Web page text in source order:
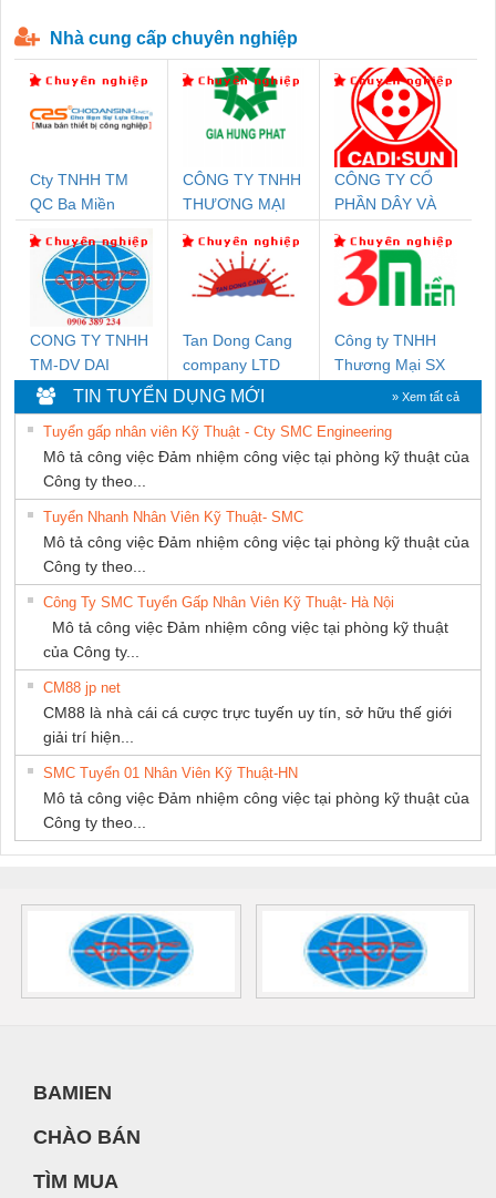
Nhà cung cấp chuyên nghiệp
Cty TNHH TM
QC Ba Miền
CÔNG TY TNHH
THƯƠNG MẠI
THUẬT ĐIỆN CƠ
GIA HƯNG
PHÁT
CÔNG TY CỔ
PHẦN DÂY VÀ
THƯỢNG ĐÌNH
CONG TY TNHH
TM-DV DAI
DONG THANH
Tan Dong Cang
company LTD
Công ty TNHH
Thương Mại SX
TIN TUYỂN DỤNG MỚI » Xem tất cả
Tuyển gấp nhân viên Kỹ Thuật - Cty SMC Engineering
Mô tả công việc Đảm nhiệm công việc tại phòng kỹ thuật của
Công ty theo...
Tuyển Nhanh Nhân Viên Kỹ Thuật- SMC
Mô tả công việc Đảm nhiệm công việc tại phòng kỹ thuật của
Công ty theo...
Công Ty SMC Tuyển Gấp Nhân Viên Kỹ Thuật- Hà Nội
Mô tả công việc Đảm nhiệm công việc tại phòng kỹ thuật
của Công ty...
CM88 jp net
CM88 là nhà cái cá cược trực tuyến uy tín, sở hữu thế giới
giải trí hiện...
SMC Tuyển 01 Nhân Viên Kỹ Thuật-HN
Mô tả công việc Đảm nhiệm công việc tại phòng kỹ thuật của
Công ty theo...
BAMIEN
CHÀO BÁN
TÌM MUA